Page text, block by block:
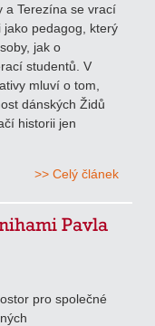
a Terezína se vrací
pedagog, který
jak o
studentů. V
mluví o tom,
dánských Židů
historii jen
>> Celý článek
Pavla
pro společné